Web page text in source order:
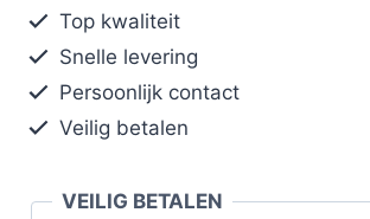
Top kwaliteit
Snelle levering
Persoonlijk contact
Veilig betalen
VEILIG BETALEN